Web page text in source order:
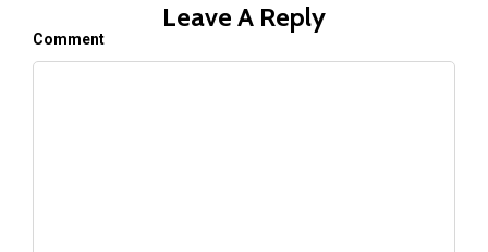
Leave A Reply
Comment